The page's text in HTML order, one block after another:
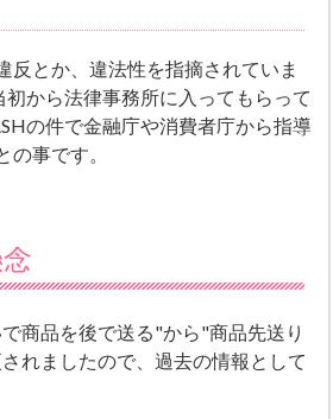
反とか、違法性を指摘されていま
初から法律事務所に入ってもらって
の件で金融庁や消費者庁から指導
の事です。
商品を後で送る"から"商品先送り
れましたので、過去の情報として